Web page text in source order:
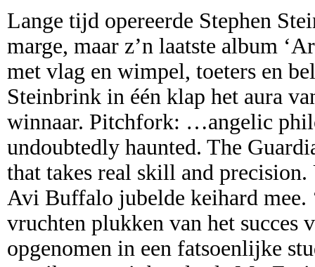
Lange tijd opereerde Stephen
marge, maar z’n laatste album
met vlag en wimpel, toeters en
Steinbrink in één klap het aura
winnaar. Pitchfork: …angelic
undoubtedly haunted. The
that takes real skill and
Avi Buffalo jubelde keihard mee.
vruchten plukken van het succes
opgenomen in een fatsoenlijke